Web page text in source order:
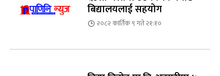
बिद्यालयलाई सहयोग
२०८२ कार्तिक ९ गते २१:१०